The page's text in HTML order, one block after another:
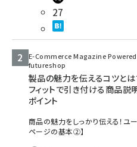
27
E-Commerce Magazine
futureshop
製品の魅力を伝えるコツとは
フィットで引き付ける商品説
ポイント
商品の魅力をしっかり伝える！ユ
ページの基本②】